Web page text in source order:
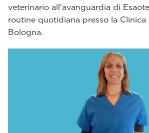
veterinario all'avanguardia di
routine quotidiana presso la
Bologna.